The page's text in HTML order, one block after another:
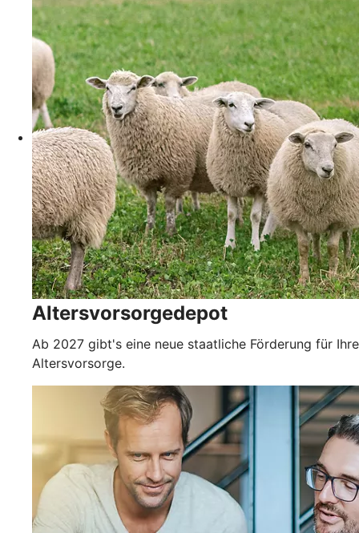
Altersvorsorgedepot
Ab 2027 gibt's eine neue staatliche Förderung für Ihre
Altersvorsorge.